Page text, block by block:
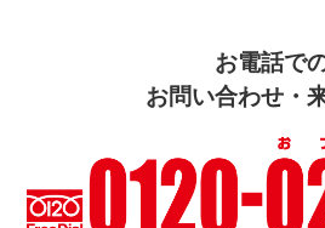
お電話で
お問い合わせ・